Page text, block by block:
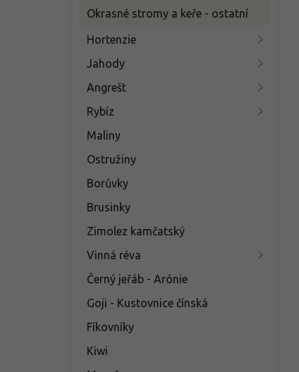
Okrasné stromy a keře - ostatní
Hortenzie
Jahody
Angrešt
Rybíz
Maliny
Ostružiny
Borůvky
Brusinky
Zimolez kamčatský
Vinná réva
Černý jeřáb - Arónie
Goji - Kustovnice čínská
Fíkovníky
Kiwi